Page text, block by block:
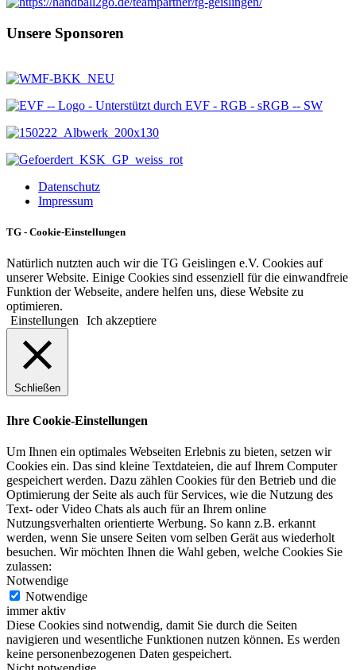
Unsere Sponsoren
Datenschutz
Impressum
TG - Cookie-Einstellungen
Natürlich nutzten auch wir die TG Geislingen e.V. Cookies auf
unserer Website. Einige Cookies sind essenziell für die einwandfreie
Funktion der Webseite, andere helfen uns, diese Website zu
optimieren.
Einstellungen
Ich akzeptiere
Schließen
Ihre Cookie-Einstellungen
Um Ihnen ein optimales Webseiten Erlebnis zu bieten, setzen wir
Cookies ein. Das sind kleine Textdateien, die auf Ihrem Computer
gespeichert werden. Dazu zählen Cookies für den Betrieb und die
Optimierung der Seite als auch für Services, wie die Nutzung des
Text- oder Video Chats als auch für an Ihrem online
Nutzungsverhalten orientierte Werbung. So kann z.B. erkannt
werden, wenn Sie unsere Seiten vom selben Gerät aus wiederholt
besuchen. Wir möchten Ihnen die Wahl geben, welche Cookies Sie
zulassen:
Notwendige
Notwendige
immer aktiv
Diese Cookies sind notwendig, damit Sie durch die Seiten
navigieren und wesentliche Funktionen nutzen können. Es werden
keine personenbezogenen Daten gespeichert.